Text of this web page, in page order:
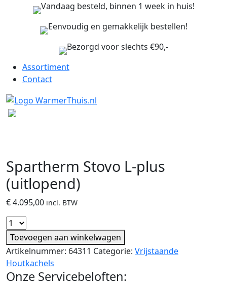
Vandaag besteld, binnen 1 week in huis!
Eenvoudig en gemakkelijk bestellen!
Bezorgd voor slechts €90,-
Assortiment
Contact
Spartherm Stovo L-plus
(uitlopend)
€4.095,00 incl. BTW
Toevoegen aan winkelwagen
Artikelnummer: 64311 Categorie: Vrijstaande
Houtkachels
Onze Servicebeloften: